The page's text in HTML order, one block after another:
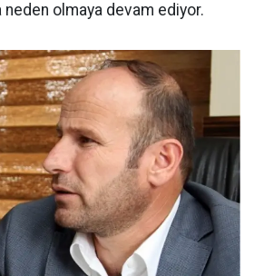
neden olmaya devam ediyor.